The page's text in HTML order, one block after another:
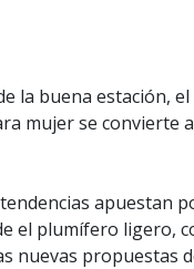
la buena estación,
mujer se convierte
apuestan
el plumífero ligero,
nuevas propuestas